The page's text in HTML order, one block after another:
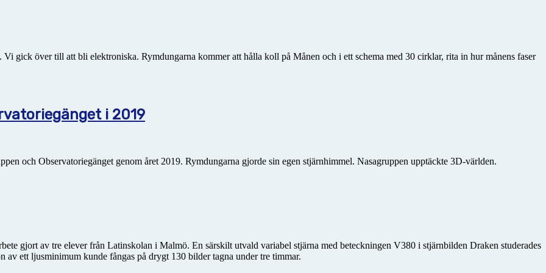
gick över till att bli elektroniska. Rymdungarna kommer att hålla koll på Månen och i ett schema med 30 cirklar, rita in hur månens faser
i 2019
och Observatoriegänget genom året 2019. Rymdungarna gjorde sin egen stjärnhimmel. Nasagruppen upptäckte 3D-världen.
gjort av tre elever från Latin­skolan i Malmö. En särskilt utvald variabel stjärna med beteckningen V380 i stjärnbilden Draken studerades
av ett ljusminimum kunde fångas på drygt 130 bilder tagna under tre timmar.